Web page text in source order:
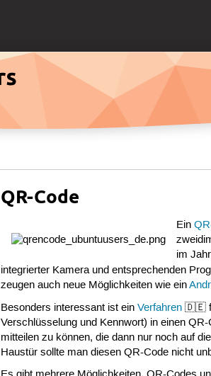
QR-Code
Ein
im
integrierter Kamera und entsprechenden
zeugen auch neue Möglichkeiten wie ein
Besonders interessant ist einVerfahren 🇩🇪
Verschlüsselung und Kennwort) in einen
mitteilen zu können, die dann nur noch auf
Haustür sollte man diesen QR-Code nicht